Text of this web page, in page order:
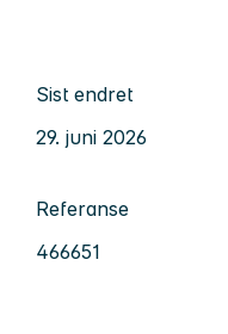
Sist endret
29. juni 2026
Referanse
466651